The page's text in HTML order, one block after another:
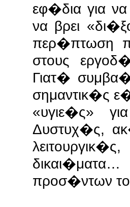
εφ�δια για
να βρει
περ�πτωση
στους
Γιατ�
σημαντικ�ς
«υγιε�ς»
Δυστυχ�ς,
προσ�ντων